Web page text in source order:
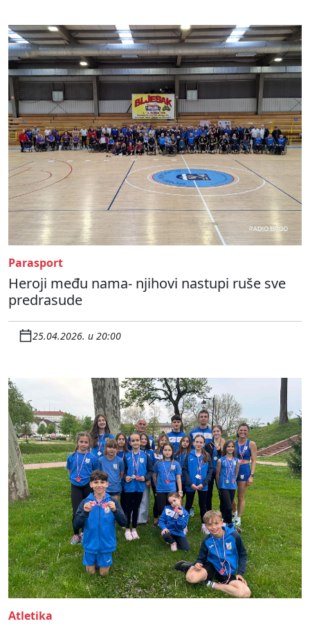
Parasport
Heroji među nama- njihovi nastupi ruše sve
predrasude
25.04.2026. u 20:00
Atletika